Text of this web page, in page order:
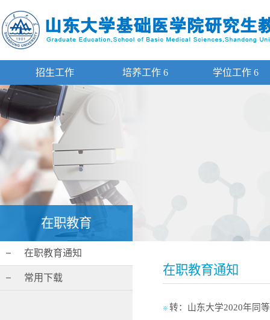
招生工作 培养工作 6 学位工作 6
在职教育
在职教育通知
常用下载
在职教育通知
※ 转：山东大学2020年同